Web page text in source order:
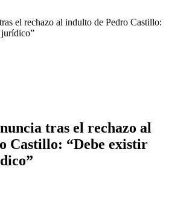
tras el rechazo al
Castillo: “Debe existir